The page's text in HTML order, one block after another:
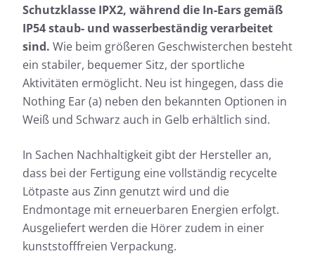
Schutzklasse IPX2, während die In-Ears gemäß
IP54 staub- und wasserbeständig verarbeitet
sind. Wie beim größeren Geschwisterchen besteht
ein stabiler, bequemer Sitz, der sportliche
Aktivitäten ermöglicht. Neu ist hingegen, dass die
Nothing Ear (a) neben den bekannten Optionen in
Weiß und Schwarz auch in Gelb erhältlich sind.
In Sachen Nachhaltigkeit gibt der Hersteller an,
dass bei der Fertigung eine vollständig recycelte
Lötpaste aus Zinn genutzt wird und die
Endmontage mit erneuerbaren Energien erfolgt.
Ausgeliefert werden die Hörer zudem in einer
kunststofffreien Verpackung.